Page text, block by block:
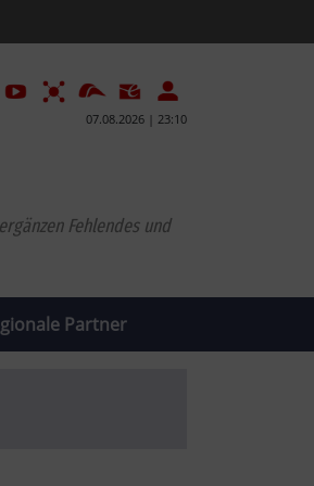
07.08.2026 | 23:10
Fehlendes und
Partner